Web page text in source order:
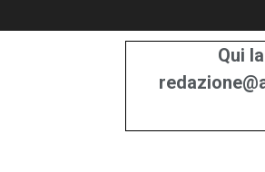
Qui